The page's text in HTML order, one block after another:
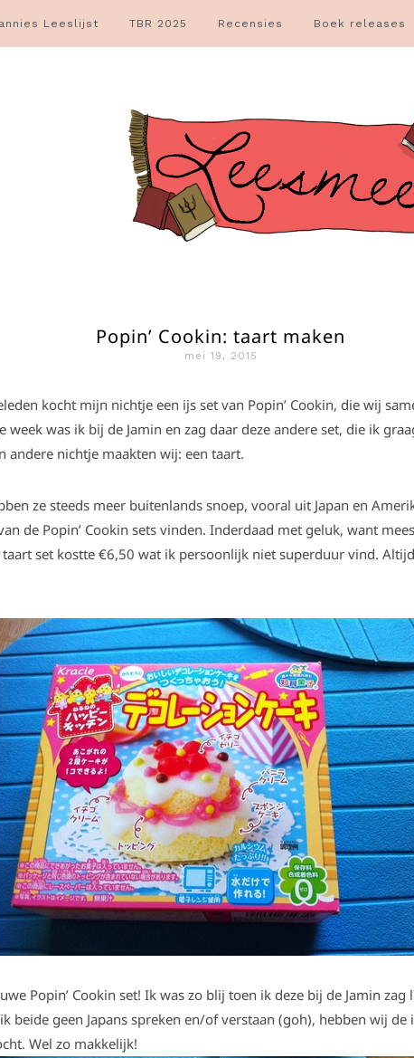
Leeslijst TBR 2025 Recensies Boek releases
Popin’ Cookin: taart maken
mei 19, 2015
kocht mijn nichtje een ijs set van Popin’ Cookin, die wij
week was ik bij de Jamin en zag daar deze andere set, die ik
andere nichtje maakten wij: een taart.
ze steeds meer buitenlands snoep, vooral uit Japan en
de Popin’ Cookin sets vinden. Inderdaad met geluk, want
set kostte €6,50 wat ik persoonlijk niet superduur vind.
Popin’ Cookin set! Ik was zo blij toen ik deze bij de Jamin zag
beide geen Japans spreken en/of verstaan (goh), hebben wij de
Wel zo makkelijk!